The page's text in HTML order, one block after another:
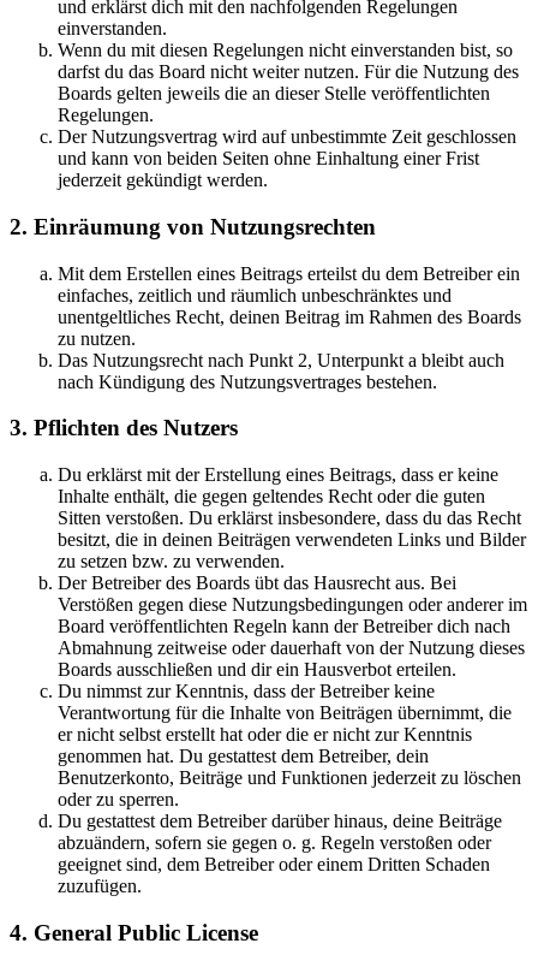
und erklärst dich mit den nachfolgenden Regelungen
einverstanden.
Wenn du mit diesen Regelungen nicht einverstanden bist, so
darfst du das Board nicht weiter nutzen. Für die Nutzung des
Boards gelten jeweils die an dieser Stelle veröffentlichten
Regelungen.
Der Nutzungsvertrag wird auf unbestimmte Zeit geschlossen
und kann von beiden Seiten ohne Einhaltung einer Frist
jederzeit gekündigt werden.
2. Einräumung von Nutzungsrechten
Mit dem Erstellen eines Beitrags erteilst du dem Betreiber ein
einfaches, zeitlich und räumlich unbeschränktes und
unentgeltliches Recht, deinen Beitrag im Rahmen des Boards
zu nutzen.
Das Nutzungsrecht nach Punkt 2, Unterpunkt a bleibt auch
nach Kündigung des Nutzungsvertrages bestehen.
3. Pflichten des Nutzers
Du erklärst mit der Erstellung eines Beitrags, dass er keine
Inhalte enthält, die gegen geltendes Recht oder die guten
Sitten verstoßen. Du erklärst insbesondere, dass du das Recht
besitzt, die in deinen Beiträgen verwendeten Links und Bilder
zu setzen bzw. zu verwenden.
Der Betreiber des Boards übt das Hausrecht aus. Bei
Verstößen gegen diese Nutzungsbedingungen oder anderer im
Board veröffentlichten Regeln kann der Betreiber dich nach
Abmahnung zeitweise oder dauerhaft von der Nutzung dieses
Boards ausschließen und dir ein Hausverbot erteilen.
Du nimmst zur Kenntnis, dass der Betreiber keine
Verantwortung für die Inhalte von Beiträgen übernimmt, die
er nicht selbst erstellt hat oder die er nicht zur Kenntnis
genommen hat. Du gestattest dem Betreiber, dein
Benutzerkonto, Beiträge und Funktionen jederzeit zu löschen
oder zu sperren.
Du gestattest dem Betreiber darüber hinaus, deine Beiträge
abzuändern, sofern sie gegen o. g. Regeln verstoßen oder
geeignet sind, dem Betreiber oder einem Dritten Schaden
zuzufügen.
4. General Public License